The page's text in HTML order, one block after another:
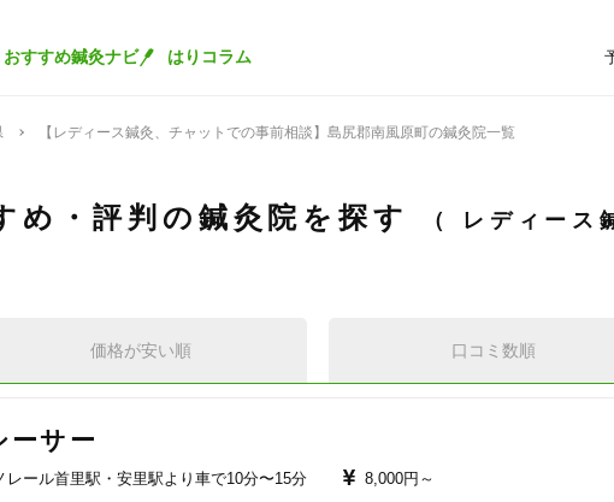
おすすめ鍼灸ナビ はりコラム
【レディース鍼灸、チャットでの事前相談】島尻郡南風原町の鍼灸院一覧
め・評判の鍼灸院を探す レディース
価格が安い順 口コミ数順
ーサー
レール首里駅・安里駅より車で10分〜15分
8,000円～